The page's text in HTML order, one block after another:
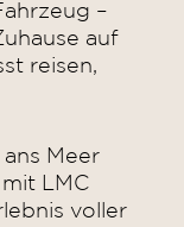
–
auf
reisen,
Meer
LMC
voller